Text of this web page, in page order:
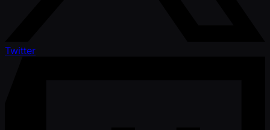
Twitter